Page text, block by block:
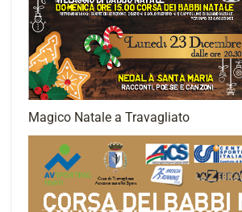
Magico Natale a Travagliato